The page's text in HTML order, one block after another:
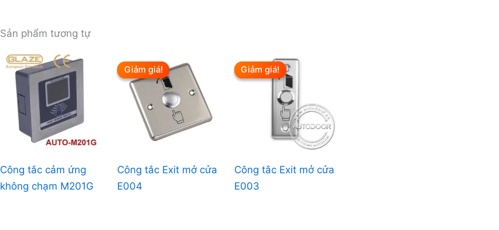
Sản phẩm tương tự
Công tắc cảm ứng
không chạm M201G
Giảm giá!
Giảm giá!
Công tắc Exit mở cửa
E004
Giảm giá!
Giảm giá!
Công tắc Exit mở cửa
E003